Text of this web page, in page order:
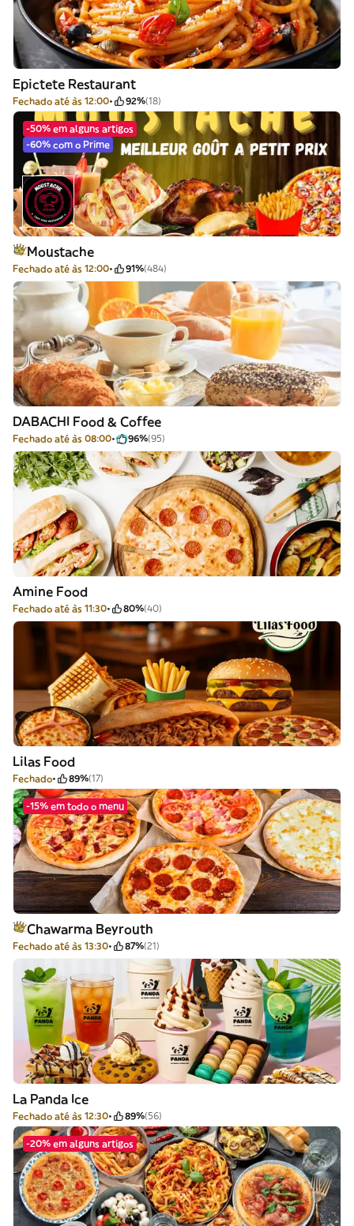
Epictete Restaurant
Fechado até às 12:00 92%(18)
-50% em alguns artigos
-60% com o Prime
Moustache
Fechado até às 12:00 91%(484)
DABACHI Food & Coffee
Fechado até às 08:00 96%(95)
Amine Food
Fechado até às 11:30 80%(40)
Lilas Food
Fechado 89%(17)
-15% em todo o menu
Chawarma Beyrouth
Fechado até às 13:30 87%(21)
La Panda Ice
Fechado até às 12:30 89%(56)
-20% em alguns artigos